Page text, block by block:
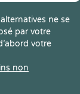
ne se
par votre
votre
non